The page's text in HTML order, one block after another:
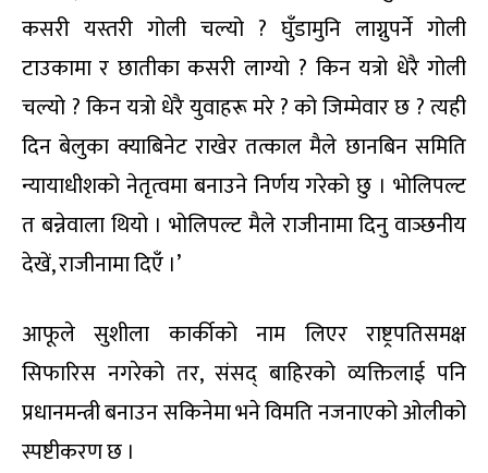
कसरी यस्तरी गोली चल्यो ? घुँडामुनि लाग्नुपर्ने गोली
टाउकामा र छातीका कसरी लाग्यो ? किन यत्रो धेरै गोली
चल्यो ? किन यत्रो धेरै युवाहरू मरे ? को जिम्मेवार छ ? त्यही
दिन बेलुका क्याबिनेट राखेर तत्काल मैले छानबिन समिति
न्यायाधीशको नेतृत्वमा बनाउने निर्णय गरेको छु । भोलिपल्ट
त बन्नेवाला थियो । भोलिपल्ट मैले राजीनामा दिनु वाञ्छनीय
देखें, राजीनामा दिएँ ।’
आफूले सुशीला कार्कीको नाम लिएर राष्ट्रपतिसमक्ष
सिफारिस नगरेको तर, संसद् बाहिरको व्यक्तिलाई पनि
प्रधानमन्त्री बनाउन सकिनेमा भने विमति नजनाएको ओलीको
स्पष्टीकरण छ ।